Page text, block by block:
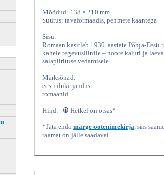
Mõõdud: 138 × 210 mm
Suurus: tavaformaadis, pehmete kaantega
Sisu:
Romaan käsitleb 1930. aastate Põhja-Eesti
kahele tegevusliinile – noore kaluri ja
salapiirituse vedamisele.
Märksõnad:
eesti ilukirjandus
romaanid
Hind: - Hetkel on otsas*
*Jäta enda märge ootenimekirja, siis
raamat on jälle saadaval.